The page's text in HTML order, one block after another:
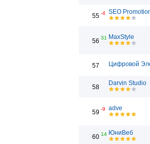
55 -4 SEO
56 31 MaxStyle
57 Цифровой
58
Darvin Studio
59 -9 adve
60 14 ЮниВеб